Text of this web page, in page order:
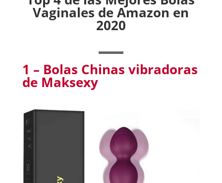
Vaginales de Amazon en
2020
1 – Bolas Chinas vibradoras
de Maksexy